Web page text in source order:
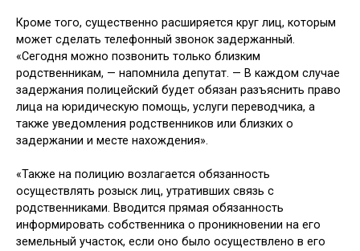
Кроме того, существенно расширяется круг лиц, которым
может сделать телефонный звонок задержанный.
«Сегодня можно позвонить только близким
родственникам, — напомнила депутат. — В каждом случае
задержания полицейский будет обязан разъяснить право
лица на юридическую помощь, услуги переводчика, а
также уведомления родственников или близких о
задержании и месте нахождения».
«Также на полицию возлагается обязанность
осуществлять розыск лиц, утративших связь с
родственниками. Вводится прямая обязанность
информировать собственника о проникновении на его
земельный участок, если оно было осуществлено в его